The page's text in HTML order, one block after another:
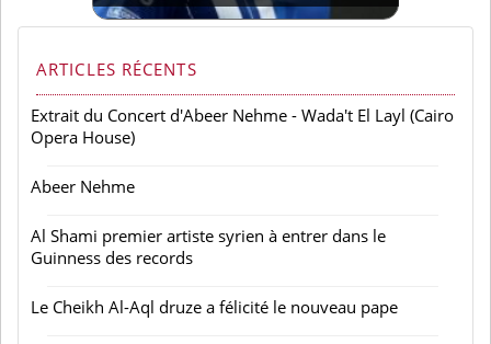
ARTICLES RÉCENTS
Extrait du Concert d'Abeer Nehme - Wada't El Layl (Cairo
Opera House)
Abeer Nehme
Al Shami premier artiste syrien à entrer dans le
Guinness des records
Le Cheikh Al-Aql druze a félicité le nouveau pape